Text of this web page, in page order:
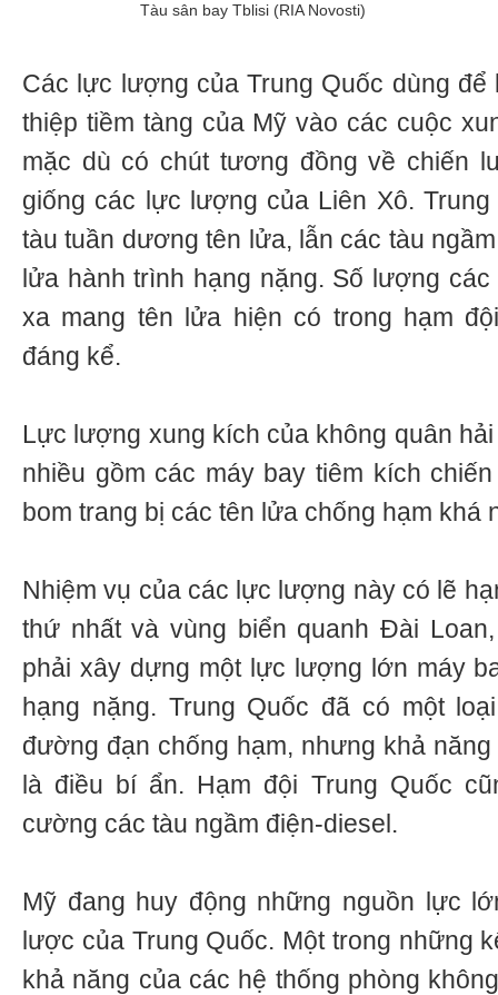
Tàu sân bay Tblisi (RIA Novosti)
Các lực lượng của Trung Quốc dùng để
thiệp tiềm tàng của Mỹ vào các cuộc
mặc dù có chút tương đồng về chiến
giống các lực lượng của Liên Xô.
tàu tuần dương tên lửa, lẫn các tàu
lửa hành trình hạng nặng. Số lượng
xa mang tên lửa hiện có trong hạm
đáng kể.
Lực lượng xung kích của không quân
nhiều gồm các máy bay tiêm kích
bom trang bị các tên lửa chống hạm khá
Nhiệm vụ của các lực lượng này có lẽ
thứ nhất và vùng biển quanh Đài
phải xây dựng một lực lượng lớn máy
hạng nặng. Trung Quốc đã có một
đường đạn chống hạm, nhưng khả
là điều bí ẩn. Hạm đội Trung Quốc
cường các tàu ngầm điện-diesel.
Mỹ đang huy động những nguồn lực
lược của Trung Quốc. Một trong những
khả năng của các hệ thống phòng